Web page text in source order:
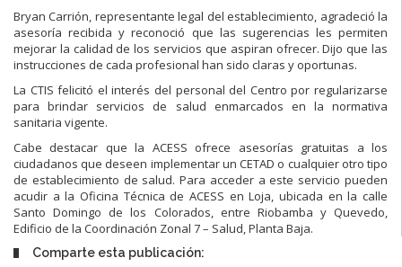
Bryan Carrión, representante legal del establecimiento, agradeció la
asesoría recibida y reconoció que las sugerencias les permiten
mejorar la calidad de los servicios que aspiran ofrecer. Dijo que las
instrucciones de cada profesional han sido claras y oportunas.
La CTIS felicitó el interés del personal del Centro por regularizarse
para brindar servicios de salud enmarcados en la normativa
sanitaria vigente.
Cabe destacar que la ACESS ofrece asesorías gratuitas a los
ciudadanos que deseen implementar un CETAD o cualquier otro tipo
de establecimiento de salud. Para acceder a este servicio pueden
acudir a la Oficina Técnica de ACESS en Loja, ubicada en la calle
Santo Domingo de los Colorados, entre Riobamba y Quevedo,
Edificio de la Coordinación Zonal 7 – Salud, Planta Baja.
Comparte esta publicación: